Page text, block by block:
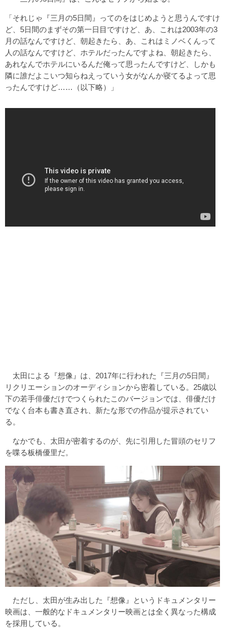
「それじゃ『三月の5日間』ってのをはじめようと思うんですけ
ど、5日間のまずその第一日目ですけど、あ、これは2003年の3
月の話なんですけど、朝起きたら、あ、これはミノベくんって
人の話なんですけど、ホテルだったんですよね、朝起きたら、
あれなんでホテルにいるんだ俺って思ったんですけど、しかも
隣に誰だよこいつ知らねえっていう女がなんか寝てるよって思
ったんですけど……（以下略）」
太田による『想像』は、2017年に行われた『三月の5日間』
リクリエーションのオーディションから密着している。25歳以
下の若手俳優だけでつくられたこのバージョンでは、俳優だけ
でなく台本も書き直され、新たな形での作品が提示されてい
る。
なかでも、太田が密着するのが、先に引用した冒頭のセリフ
を喋る板橋優里だ。
ただし、太田が生み出した『想像』というドキュメンタリー
映画は、一般的なドキュメンタリー映画とは全く異なった構成
を採用している。